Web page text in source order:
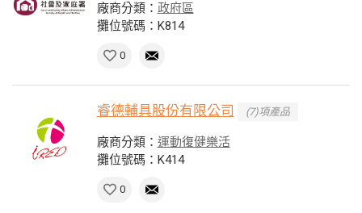
廠商分類： 政府區
攤位號碼：K814
0
睿德輔具股份有限公司 (7)項產品
廠商分類： 運動復健樂活
攤位號碼：K414
0